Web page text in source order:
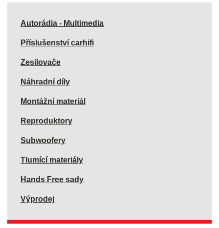
Autorádia - Multimedia
Příslušenství carhifi
Zesilovače
Náhradní díly
Montážní materiál
Reproduktory
Subwoofery
Tlumící materiály
Hands Free sady
Výprodej